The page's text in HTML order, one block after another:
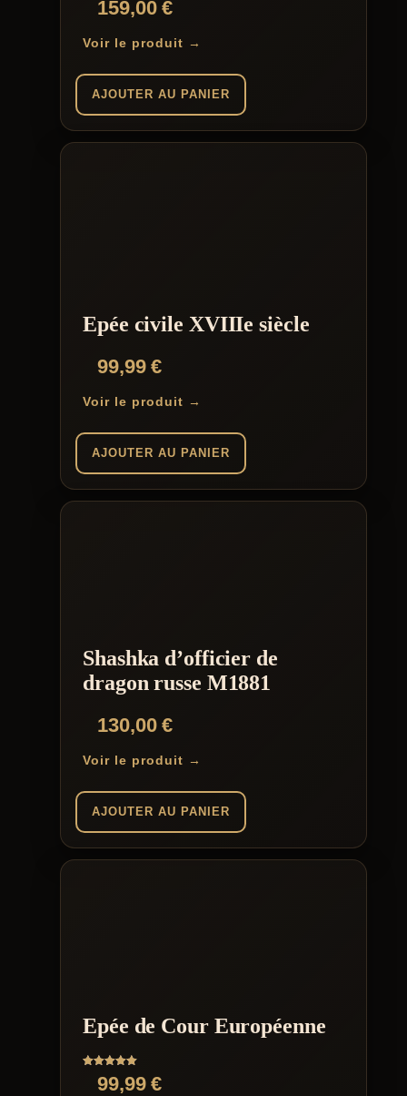
159,00€
Voir le produit →
AJOUTER AU PANIER
Epée civile XVIIIe siècle
99,99€
Voir le produit →
AJOUTER AU PANIER
Shashka d’officier de
dragon russe M1881
130,00€
Voir le produit →
AJOUTER AU PANIER
Epée de Cour Européenne
Note
5.0099,99€